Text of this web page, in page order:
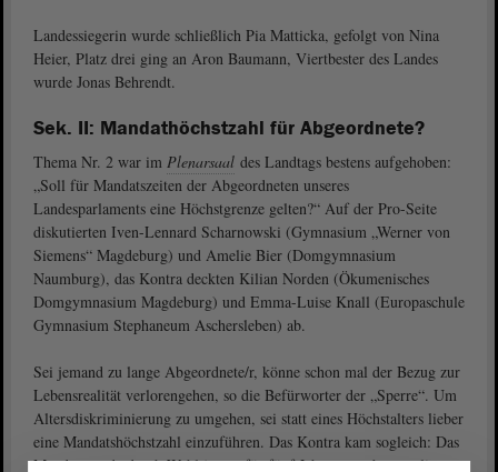
Landessiegerin wurde schließlich Pia Matticka, gefolgt von Nina
Heier, Platz drei ging an Aron Baumann, Viertbester des Landes
wurde Jonas Behrendt.
Sek. II: Mandathöchstzahl für Abgeordnete?
Thema Nr. 2 war im Plenarsaal des Landtags bestens aufgehoben:
„Soll für Mandatszeiten der Abgeordneten unseres
Landesparlaments eine Höchstgrenze gelten?“ Auf der Pro-Seite
diskutierten Iven-Lennard Scharnowski (Gymnasium „Werner von
Siemens“ Magdeburg) und Amelie Bier (Domgymnasium
Naumburg), das Kontra deckten Kilian Norden (Ökumenisches
Domgymnasium Magdeburg) und Emma-Luise Knall (Europaschule
Gymnasium Stephaneum Aschersleben) ab.
Sei jemand zu lange Abgeordnete/r, könne schon mal der Bezug zur
Lebensrealität verlorengehen, so die Befürworter der „Sperre“. Um
Altersdiskriminierung zu umgehen, sei statt eines Höchstalters lieber
eine Mandatshöchstzahl einzuführen. Das Kontra kam sogleich: Das
Mandat werde durch Wahl ja nur für fünf Jahre erworben, es liege